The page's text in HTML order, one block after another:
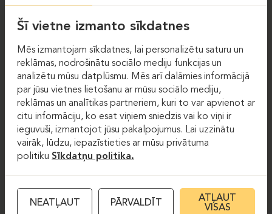
Šī vietne izmanto sīkdatnes
Mēs izmantojam sīkdatnes, lai personalizētu saturu un
reklāmas, nodrošinātu sociālo mediju funkcijas un
analizētu mūsu datplūsmu. Mēs arī dalāmies informācijā
par jūsu vietnes lietošanu ar mūsu sociālo mediju,
reklāmas un analītikas partneriem, kuri to var apvienot ar
citu informāciju, ko esat viņiem sniedzis vai ko viņi ir
ieguvuši, izmantojot jūsu pakalpojumus. Lai uzzinātu
vairāk, lūdzu, iepazīstieties ar mūsu privātuma
politiku Sīkdatņu politika.
NEATĻAUT PĀRVALDĪT
ATĻAUT
VISAS